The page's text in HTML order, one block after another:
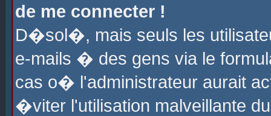
de me connecter !
D�sol�, mais seuls les
e-mails � des gens via le
cas o� l'administrateur aurait
�viter l'utilisation malveillante